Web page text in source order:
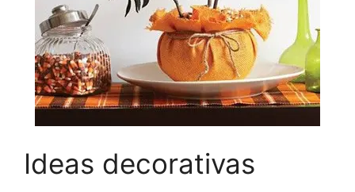
Ideas decorativas